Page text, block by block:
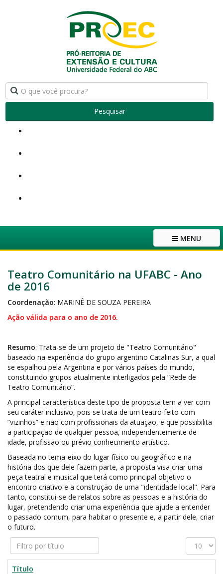
Pesquisar
MENU
Teatro Comunitário na UFABC - Ano
de 2016
Coordenação: MARINÊ DE SOUZA PEREIRA
Ação válida para o ano de 2016.
Resumo: Trata-se de um projeto de "Teatro Comunitário"
baseado na experiência do grupo argentino Catalinas Sur, a qual
se espalhou pela Argentina e por vários países do mundo,
constituindo grupos atualmente interligados pela “Rede de
Teatro Comunitário”.
A principal característica deste tipo de proposta tem a ver com
seu caráter inclusivo, pois se trata de um teatro feito com
“vizinhos” e não com profissionais da atuação, e que possibilita
a participação de qualquer pessoa, independentemente de
idade, profissão ou prévio conhecimento artístico.
Baseada no tema-eixo do lugar físico ou geográfico e na
história dos que dele fazem parte, a proposta visa criar uma
peça teatral e musical que terá como principal objetivo o
encontro criativo e a construção de uma "identidade local". Para
tanto, constitui-se de relatos sobre as pessoas e a história do
lugar, pretendendo criar uma experiência que ajude a entender
o passado comum, para habitar o presente e, a partir dele, criar
o futuro.
Filtro
por
título
Exibir
#
Título